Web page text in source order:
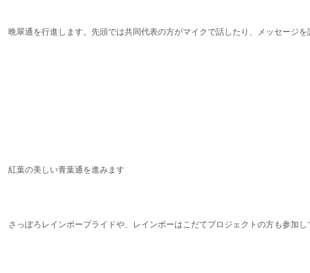
晩翠通を行進します。先頭では共同代表の方がマイクで話したり、メッセージ
紅葉の美しい青葉通を進みます
さっぽろレインボープライドや、レインボーはこだてプロジェクトの方も参加し